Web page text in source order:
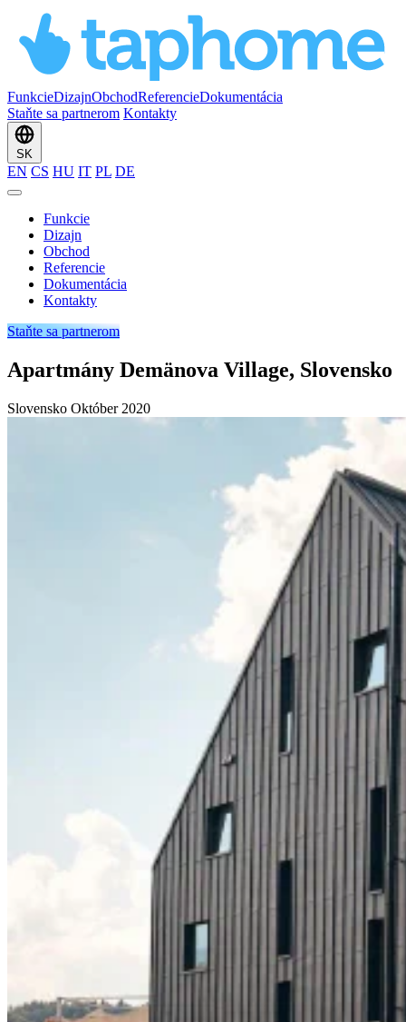
FunkcieDizajnObchodReferencieDokumentácia
Staňte sa partnerom Kontakty
SK
EN CS HU IT PL DE
Funkcie
Dizajn
Obchod
Referencie
Dokumentácia
Kontakty
Staňte sa partnerom
Apartmány Demänova Village, Slovensko
Slovensko Október 2020